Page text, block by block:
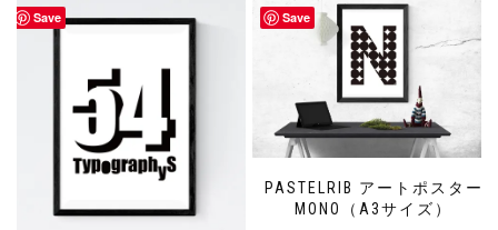
Save Save
PASTELRIB アートポスター
MONO（A3サイズ）